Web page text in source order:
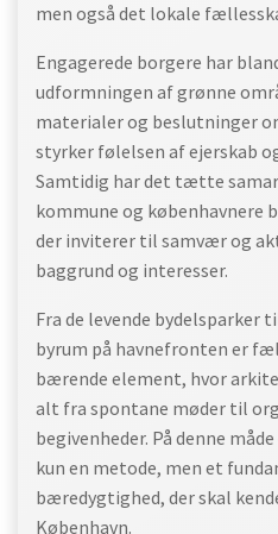
men også det lokale
Engagerede borgere har
udformningen af grønne
materialer og beslutninger
styrker følelsen af ejerskab
Samtidig har det tætte
kommune og københavnere
der inviterer til samvær og
baggrund og interesser.
Fra de levende
byrum på havnefronten er
bærende element, hvor
alt fra spontane møder til
begivenheder. På denne
kun en metode, men et
bæredygtighed, der skal
København.